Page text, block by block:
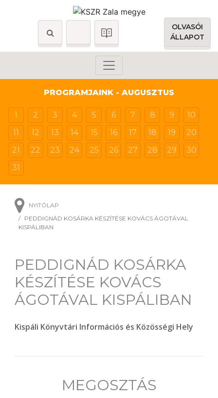
OLVASÓI
ÁLLAPOT
PROGRAMJAINK - AUGUSZTUS
1 2 3 4 5 6 7 8 9
10
11
12 13 14 15 16 17 18 19
20
21
22 23 24 25 26 27 28 29
30
31
NYITÓLAP
PEDDIGNÁD KOSÁRKA KÉSZÍTÉSE KOVÁCS ÁGOTÁVAL
KISPÁLIBAN
PEDDIGNÁD KOSÁRKA
KÉSZÍTÉSE KOVÁCS
ÁGOTÁVAL KISPÁLIBAN
Kispáli Könyvtári Információs és Közösségi Hely
MEGOSZTÁS